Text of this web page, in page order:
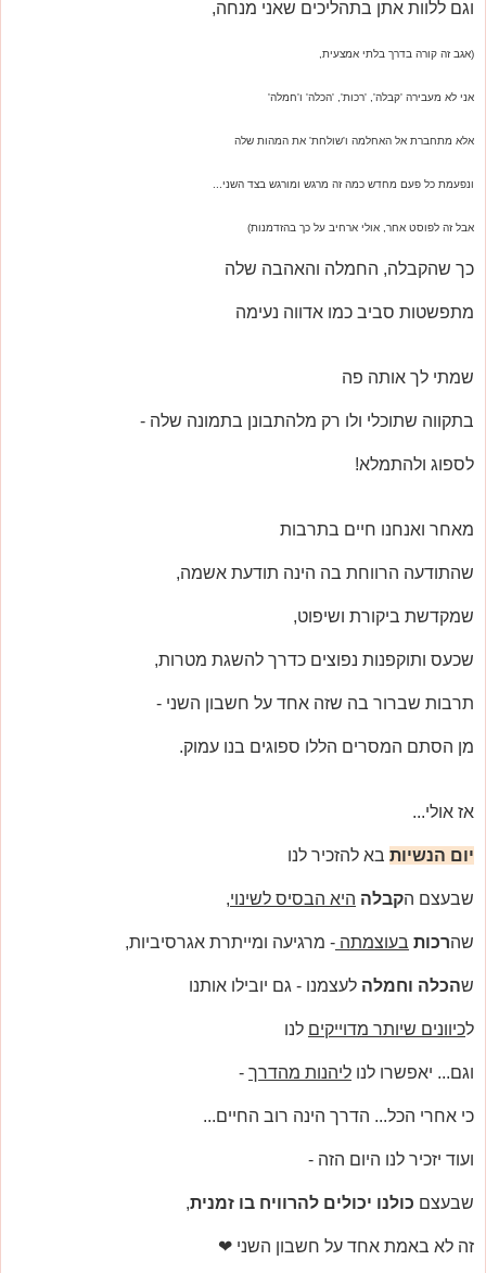
וגם ללוות אתן בתהליכים שאני מנחה,
(אגב זה קורה בדרך בלתי אמצעית,
אני לא מעבירה 'קבלה', 'רכות', 'הכלה' ו'חמלה'
אלא מתחברת אל האחלמה ו'שולחת' את המהות שלה
ונפעמת כל פעם מחדש כמה זה מרגש ומורגש בצד השני...
אבל זה לפוסט אחר, אולי ארחיב על כך בהזדמנות)
כך שהקבלה, החמלה והאהבה שלה
מתפשטות סביב כמו אדווה נעימה
שמתי לך אותה פה
בתקווה שתוכלי ולו רק מלהתבונן בתמונה שלה -
לספוג ולהתמלא!
מאחר ואנחנו חיים בתרבות
שהתודעה הרווחת בה הינה תודעת אשמה,
שמקדשת ביקורת ושיפוט,
שכעס ותוקפנות נפוצים כדרך להשגת מטרות,
תרבות שברור בה שזה אחד על חשבון השני -
מן הסתם המסרים הללו ספוגים בנו עמוק.
אז אולי...
יום הנשיות בא להזכיר לנו
שבעצם הקבלה היא הבסיס לשינוי,
שהרכות בעוצמתה - מרגיעה ומייתרת אגרסיביות,
שהכלה וחמלה לעצמנו - גם יובילו אותנו
לכיוונים שיותר מדוייקים לנו
וגם... יאפשרו לנו ליהנות מהדרך -
כי אחרי הכל... הדרך הינה רוב החיים...
ועוד יזכיר לנו היום הזה -
שבעצם כולנו יכולים להרוויח בו זמנית,
זה לא באמת אחד על חשבון השני ❤